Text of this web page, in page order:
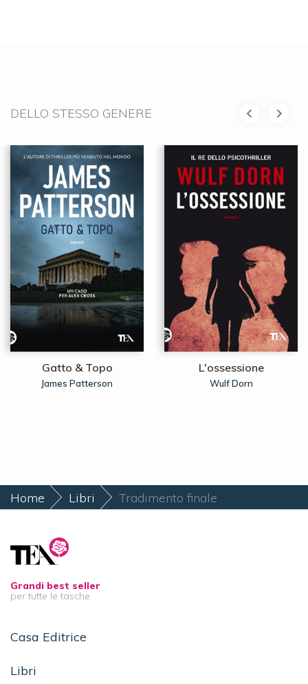
DELLO STESSO GENERE
Gatto & Topo
James Patterson
L'ossessione
Wulf Dorn
Home Libri Tradimento finale
Grandi best seller
per tutte le tasche
Casa Editrice
Libri